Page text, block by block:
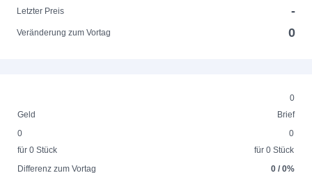
Letzter Preis
-
Veränderung zum Vortag 0
0
Geld
Brief
0
für 0 Stück
0
für 0 Stück
Differenz zum Vortag
0 / 0%